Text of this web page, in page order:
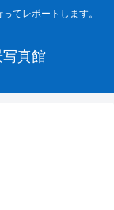
てレポートします。
真館